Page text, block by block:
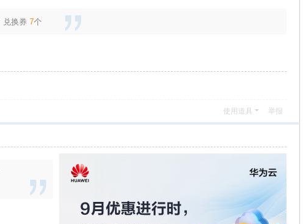
兑换券7个
使用道具 举报